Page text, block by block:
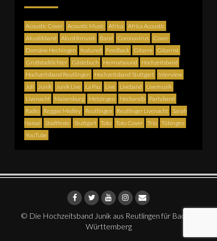
Acoustic Cover Acoustic Music Africa
Africa Acoustic
Akustikband
Akustikmusik Band Coronavirus
Cover
Domäne Hechingen
featured Feedback Gitarre
Gitarrist
Großstadtlichter
Gästebuch Heimatsound
Hochzeitsband
Hochzeitsband Reutlingen
Hochzeitsband Stuttgart
Interview
Joli
Junik Junik Live La Paz Live Liveband
Livemusik
Livenacht
Maisenburg Metzingen Neckaralb
Partyband
Radio
Reggae Medley Reutlingen Reutlinger Livenacht
Sarah
Nassal
Stadtfeste Stuttgart Toto Toto Cover Trio Tübingen
YouTube
© Die Hochzeitsband Junik aus Reutlingen für Baden-
Württemberg